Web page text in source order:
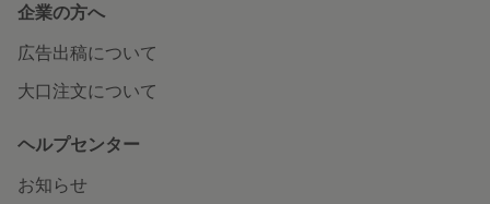
企業の方へ
広告出稿について
大口注文について
ヘルプセンター
お知らせ